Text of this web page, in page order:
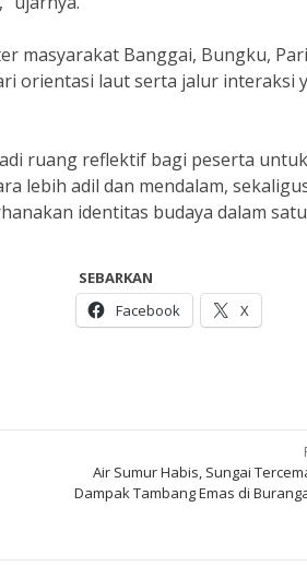
masyarakat Banggai, Bungku,
orientasi laut serta jalur interaksi
ruang reflektif bagi peserta
lebih adil dan mendalam,
identitas budaya dalam
SEBARKAN
Facebook
X
Air Sumur Habis, Sungai
Dampak Tambang Emas di